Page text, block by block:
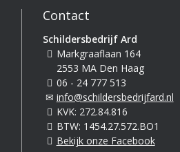
Contact
Schildersbedrijf Ard
Markgraaflaan 164
2553 MA Den Haag
06 - 24 777 513
info@schildersbedrijfard.nl
KVK: 272.84.816
BTW: 1454.27.572.BO1
Bekijk onze Facebook